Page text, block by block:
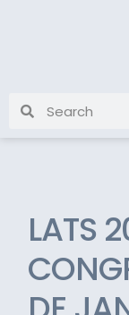
LATS